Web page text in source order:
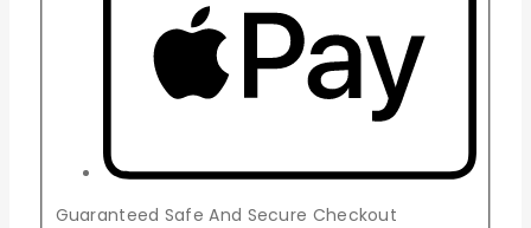
Guaranteed Safe And Secure Checkout